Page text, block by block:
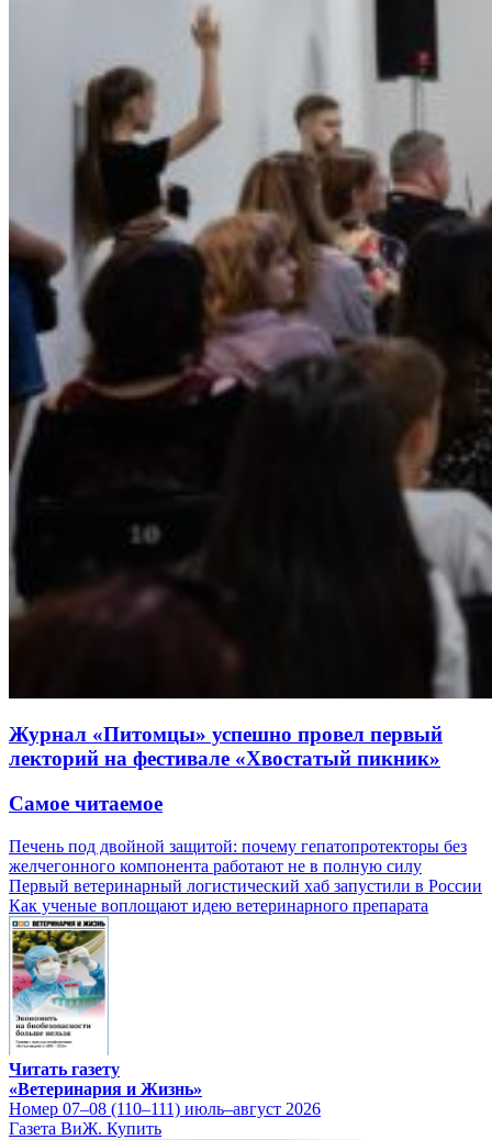
Журнал «Питомцы» успешно провел первый
лекторий на фестивале «Хвостатый пикник»
Самое читаемое
Печень под двойной защитой: почему гепатопротекторы без
желчегонного компонента работают не в полную силу
Первый ветеринарный логистический хаб запустили в России
Как ученые воплощают идею ветеринарного препарата
Читать газету
«Ветеринария и Жизнь»
Номер 07–08 (110–111) июль–август 2026
Газета ВиЖ. Купить